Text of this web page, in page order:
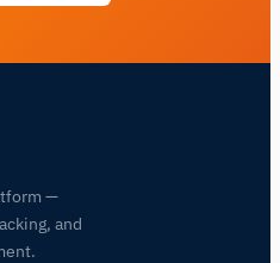
—
and